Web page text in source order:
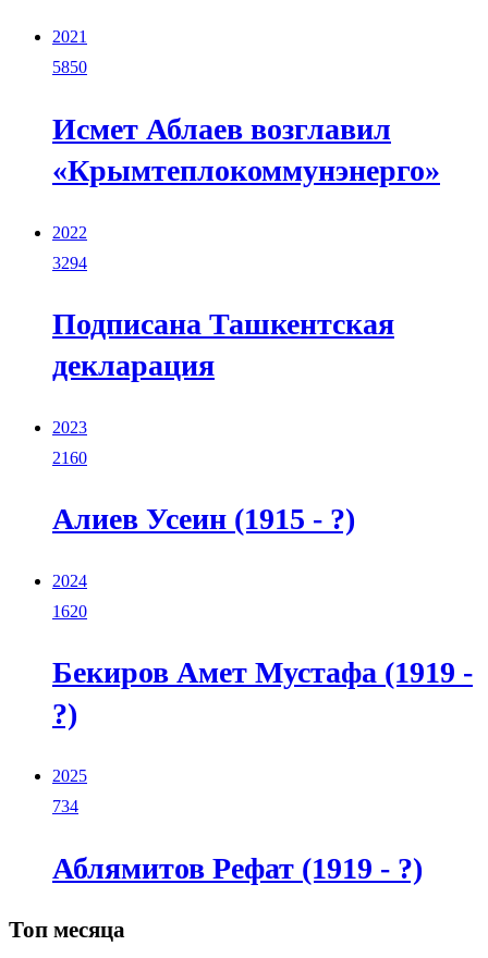
2021
5850
Исмет Аблаев возглавил
«Крымтеплокоммунэнерго»
2022
3294
Подписана Ташкентская
декларация
2023
2160
Алиев Усеин (1915 - ?)
2024
1620
Бекиров Амет Мустафа (1919 -
?)
2025
734
Аблямитов Рефат (1919 - ?)
Топ месяца